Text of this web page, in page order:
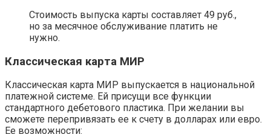
Стоимость выпуска карты составляет 49 руб.,
но за месячное обслуживание платить не
нужно.
Классическая карта МИР
Классическая карта МИР выпускается в национальной
платежной системе. Ей присущи все функции
стандартного дебетового пластика. При желании вы
сможете перепривязать ее к счету в долларах или евро.
Ее возможности: